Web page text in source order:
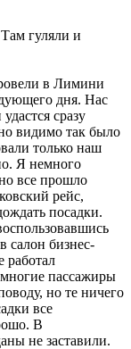
гуляли и
в Лимини
дня. Нас
сразу
видимо так было
только наш
Я немного
все прошло
рейс,
посадки.
салон бизнес-
работал
пассажиры
но те ничего
все
В
не заставили.